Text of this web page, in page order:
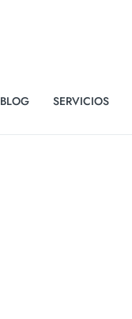
BLOG SERVICIOS